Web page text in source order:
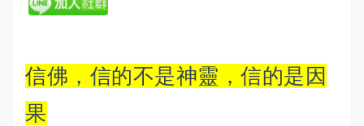
信佛，信的不是神靈，信的是因
果